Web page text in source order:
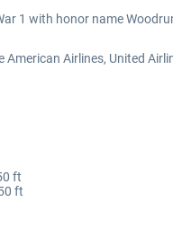
1 with honor name
Airlines, United
ft
ft